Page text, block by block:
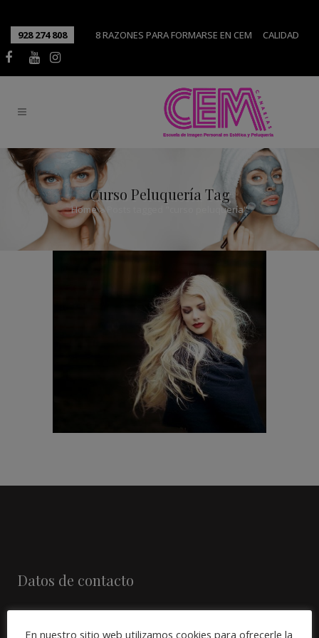
928 274 808 8 RAZONES PARA FORMARSE EN CEM CALIDAD
Curso Peluquería Tag
Home> Posts tagged "curso peluquería"
Tendencias en
peluquería 2018
Datos de contacto
Avda. Mesa y Lopez, 58-1º 35010
En nuestro sitio web utilizamos cookies para ofrecerle la